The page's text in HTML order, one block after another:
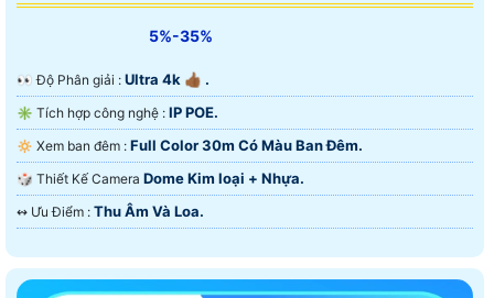
5%-35%
️👀 Độ Phân giải : Ultra 4k 👍🏾 .
✳️ Tích hợp công nghệ : IP POE.
🔅 Xem ban đêm : Full Color 30m Có Màu Ban Ðêm.
🎲 Thiết Kế Camera Dome Kim loại + Nhựa.
️↭ Ưu Điểm : Thu Âm Và Loa.